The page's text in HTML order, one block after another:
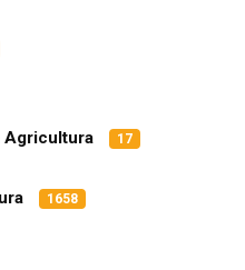
Agricultura 17
1658